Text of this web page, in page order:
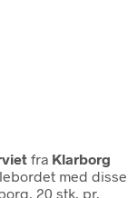
fra Klarborg
med disse
20 stk. pr.